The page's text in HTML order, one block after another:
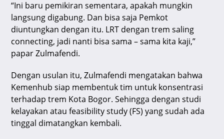
“Ini baru pemikiran sementara, apakah mungkin
langsung digabung. Dan bisa saja Pemkot
diuntungkan dengan itu. LRT dengan trem saling
connecting, jadi nanti bisa sama – sama kita kaji,”
papar Zulmafendi.
Dengan usulan itu, Zulmafendi mengatakan bahwa
Kemenhub siap membentuk tim untuk konsentrasi
terhadap trem Kota Bogor. Sehingga dengan studi
kelayakan atau feasibility study (FS) yang sudah ada
tinggal dimatangkan kembali.